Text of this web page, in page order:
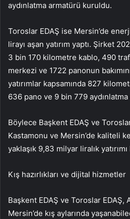
aydınlatma armatürü kuruldu.
Toroslar EDAŞ ise Mersin’de
lirayı aşan yatırım yaptı. Şirket
3 bin 170 kilometre kablo, 490
merkezi ve 1722 panonun
yatırımlar kapsamında 827
636 pano ve 9 bin 779
Böylece Başkent EDAŞ ve
Kastamonu ve Mersin’de kaliteli
yaklaşık 9,83 milyar liralık
Kış hazırlıkları ve dijital hizmetler
Başkent EDAŞ ve Toroslar EDAŞ,
Mersin’de kış aylarında